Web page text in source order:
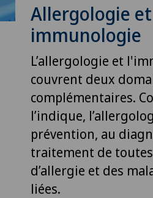
Allergologie et
immunologie
L’allergologie et
couvrent deux
complémentaires.
l’indique,
prévention, au
traitement de
d’allergie et des
liées.